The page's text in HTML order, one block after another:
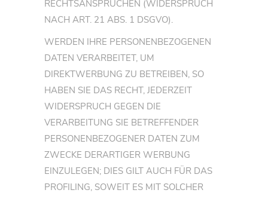
RECHTSANSPRÜCHEN (WIDERSPRUCH
NACH ART. 21 ABS. 1 DSGVO).
WERDEN IHRE PERSONENBEZOGENEN
DATEN VERARBEITET, UM
DIREKTWERBUNG ZU BETREIBEN, SO
HABEN SIE DAS RECHT, JEDERZEIT
WIDERSPRUCH GEGEN DIE
VERARBEITUNG SIE BETREFFENDER
PERSONENBEZOGENER DATEN ZUM
ZWECKE DERARTIGER WERBUNG
EINZULEGEN; DIES GILT AUCH FÜR DAS
PROFILING, SOWEIT ES MIT SOLCHER